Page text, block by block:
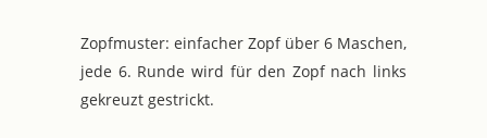
Zopfmuster: einfacher Zopf über 6 Maschen,
jede 6. Runde wird für den Zopf nach links
gekreuzt gestrickt.